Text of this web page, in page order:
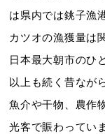
は県内では銚子漁
カツオの漁獲量は
日本最大朝市のひ
以上も続く昔なが
魚介や干物、農作
光客で賑わってい